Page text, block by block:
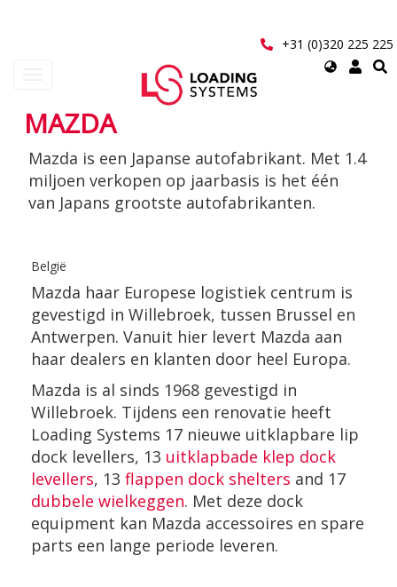
+31 (0)320 225 225
Select
User
account
menu
MAZDA
Mazda is een Japanse autofabrikant. Met 1.4
miljoen verkopen op jaarbasis is het één
van Japans grootste autofabrikanten.
België
Mazda haar Europese logistiek centrum is
gevestigd in Willebroek, tussen Brussel en
Antwerpen. Vanuit hier levert Mazda aan
haar dealers en klanten door heel Europa.
Mazda is al sinds 1968 gevestigd in
Willebroek. Tijdens een renovatie heeft
Loading Systems 17 nieuwe uitklapbare lip
dock levellers, 13 uitklapbade klep dock
levellers, 13 flappen dock shelters and 17
dubbele wielkeggen. Met deze dock
equipment kan Mazda accessoires en spare
parts een lange periode leveren.